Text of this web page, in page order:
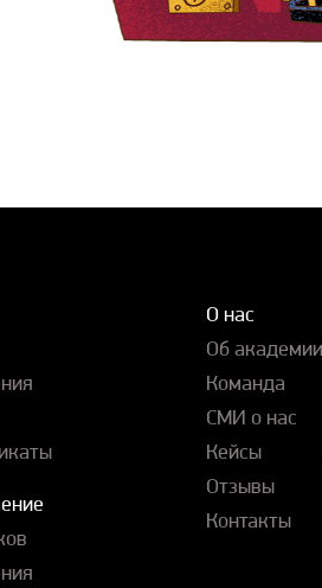
О нас
Об академии
Команда
СМИ о нас
Кейсы
Отзывы
Контакты